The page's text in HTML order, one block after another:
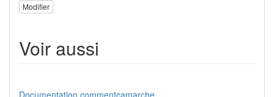
Modifier
Voir aussi
Documentation commentcamarche